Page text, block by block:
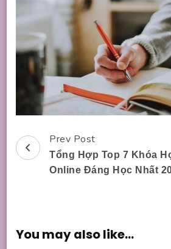
Post
Navigation
Prev Post
Tổng Hợp Top 7 Khóa
Online Đáng Học Nhất
You may also like...